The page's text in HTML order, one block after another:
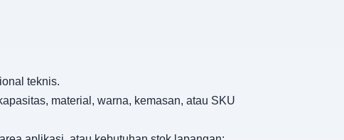
teknis.
material, warna, kemasan, atau SKU